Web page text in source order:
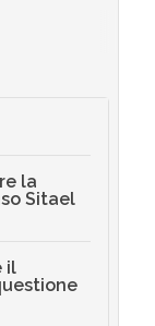
la
Sitael
il